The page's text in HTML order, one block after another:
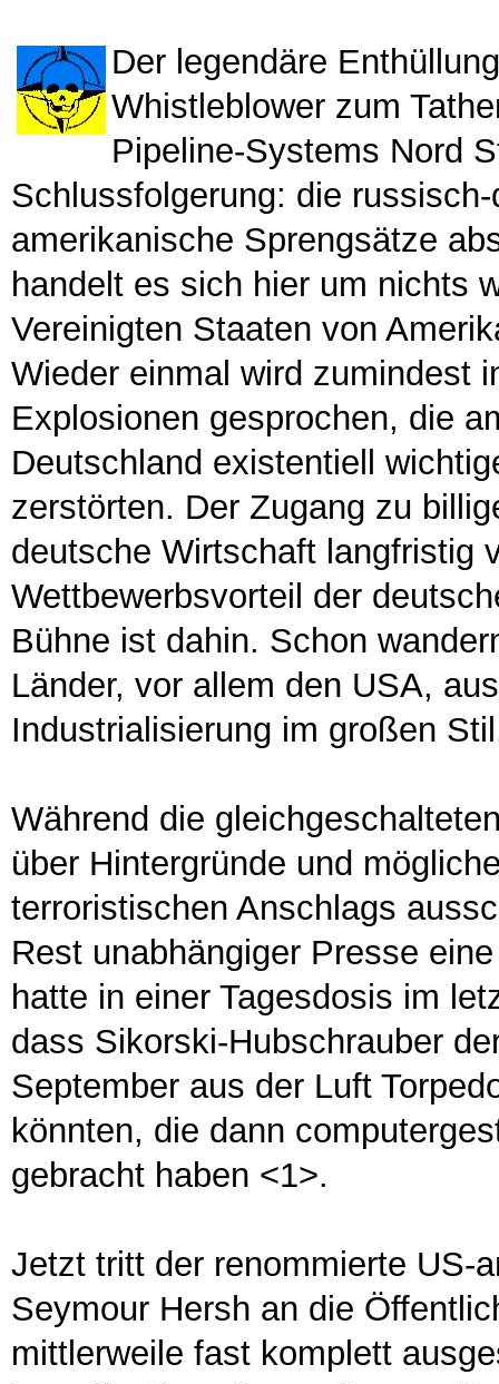
Der legendäre
Whistleblower zum
Pipeline-Systems Nord
Schlussfolgerung: die
amerikanische Sprengsätze
handelt es sich hier um nichts
Vereinigten Staaten von
Wieder einmal wird zumindest
Explosionen gesprochen, die
Deutschland existentiell
zerstörten. Der Zugang zu
deutsche Wirtschaft langfristig
Wettbewerbsvorteil der
Bühne ist dahin. Schon
Länder, vor allem den USA,
Industrialisierung im großen
Während die
über Hintergründe und
terroristischen Anschlags
Rest unabhängiger Presse
hatte in einer Tagesdosis im
dass Sikorski-Hubschrauber
September aus der Luft
könnten, die dann
gebracht haben <1>.
Jetzt tritt der renommierte US-
Seymour Hersh an die
mittlerweile fast komplett